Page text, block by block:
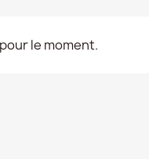
le moment.